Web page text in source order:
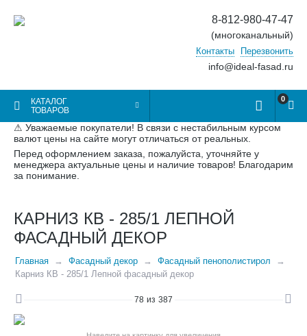
8-812-980-47-47
(многоканальный)
Контакты Перезвонить
info@ideal-fasad.ru
КАТАЛОГ
ТОВАРОВ
0
⚠ Уважаемые покупатели! В связи с нестабильным курсом
валют цены на сайте могут отличаться от реальных.
Перед оформлением заказа, пожалуйста, уточняйте у
менеджера актуальные цены и наличие товаров! Благодарим
за понимание.
КАРНИЗ КВ - 285/1 ЛЕПНОЙ
ФАСАДНЫЙ ДЕКОР
Главная Фасадный декор
Фасадный пенополистирол
Карниз КВ - 285/1 Лепной фасадный декор
78 из 387